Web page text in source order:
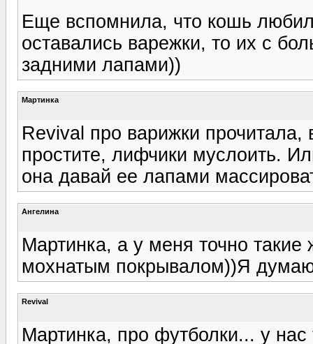
Еще вспомнила, что кошь
оставались варежки, то их с
задними лапами))
Мартинка
Revival про варижки
простите, лифчики муслоить.
она давай ее лапами
Ангелина
Мартинка, а у меня точно такие
мохнатым покрывалом))Я
Revival
Мартинка, про футболки... у